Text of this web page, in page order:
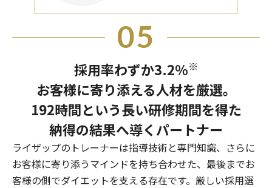
05
採用率わずか3.2％※
お客様に寄り添える人材を厳選。
192時間という長い研修期間を得た
納得の結果へ導くパートナー
ライザップのトレーナーは指導技術と専門知識、さらに
お客様に寄り添うマインドを持ち合わせた、最後までお
客様の側でダイエットを支える存在です。厳しい採用選